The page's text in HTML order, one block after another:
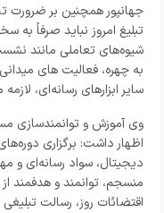
جهانپور همچنین بر ضرورت
تبلیغ امروز نباید صرفاً به
شیوه‌های تعاملی مانند
به‌ چهره، فعالیت‌ های
سایر ابزارهای رسانه‌ای،
وی آموزش و توانمندسازی
اظهار داشت: برگزاری
دیجیتال، سواد رسانه‌ای و
منسجم، توانمند و هدفمند
اقتضائات روز، رسالت